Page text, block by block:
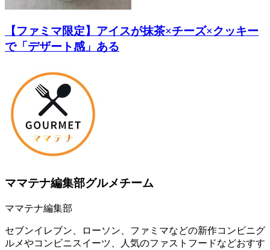
【ファミマ限定】アイスが抹茶×チーズ×クッキー
で「デザート感」ある
ママテナ編集部グルメチーム
ママテナ編集部
セブンイレブン、ローソン、ファミマなどの新作コンビニグ
ルメやコンビニスイーツ、人気のファストフードなどおすす